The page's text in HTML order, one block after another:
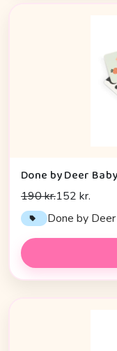
190 kr.152 kr.
Done by Deer